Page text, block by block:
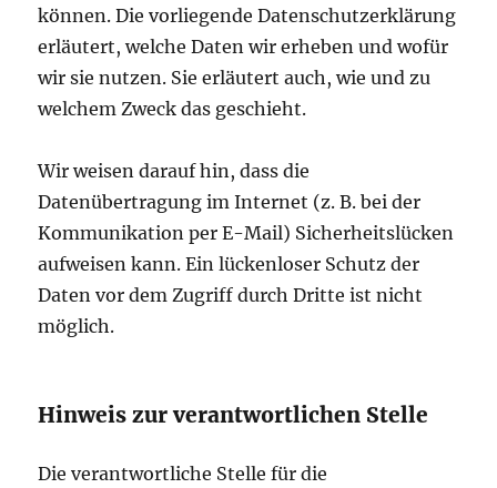
können. Die vorliegende Datenschutzerklärung
erläutert, welche Daten wir erheben und wofür
wir sie nutzen. Sie erläutert auch, wie und zu
welchem Zweck das geschieht.
Wir weisen darauf hin, dass die
Datenübertragung im Internet (z. B. bei der
Kommunikation per E-Mail) Sicherheitslücken
aufweisen kann. Ein lückenloser Schutz der
Daten vor dem Zugriff durch Dritte ist nicht
möglich.
Hinweis zur verantwortlichen Stelle
Die verantwortliche Stelle für die